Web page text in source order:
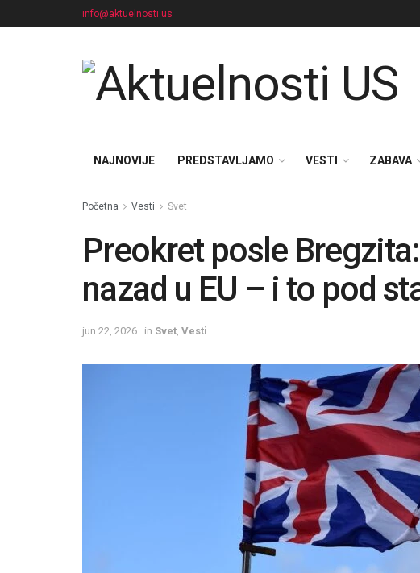
info@aktuelnosti.us
NAJNOVIJE PREDSTAVLJAMO VESTI ZABAVA
Početna Vesti Svet
Preokret posle
nazad u EU – i to pod
jun 22, 2026 in Svet Vesti